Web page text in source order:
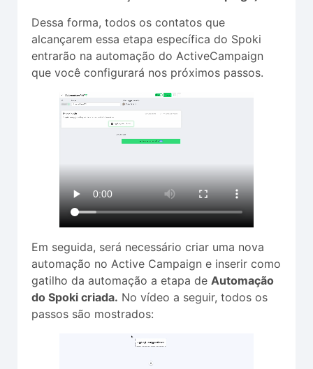
Dessa forma, todos os contatos que
alcançarem essa etapa específica do Spoki
entrarão na automação do ActiveCampaign
que você configurará nos próximos passos.
Em seguida, será necessário criar uma nova
automação no Active Campaign e inserir como
gatilho da automação a etapa de Automação
do Spoki criada. No vídeo a seguir, todos os
passos são mostrados: